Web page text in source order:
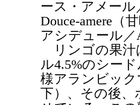
ース・アメール
Douce-amere（
アシデュール
リンゴの果汁
ル4.5%のシー
様アランビック
下）、その後